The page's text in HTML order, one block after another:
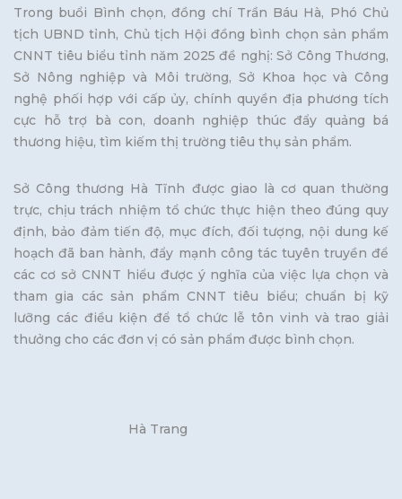
Trong buổi Bình chọn, đồng chí Trần Báu Hà, Phó Chủ
tịch UBND tỉnh, Chủ tịch Hội đồng bình chọn sản phẩm
CNNT tiêu biểu tỉnh năm 2025 đề nghị: Sở Công Thương,
Sở Nông nghiệp và Môi trường, Sở Khoa học và Công
nghệ phối hợp với cấp ủy, chính quyền địa phương tích
cực hỗ trợ bà con, doanh nghiệp thúc đẩy quảng bá
thương hiệu, tìm kiếm thị trường tiêu thụ sản phẩm.
Sở Công thương Hà Tĩnh được giao là cơ quan thường
trực, chịu trách nhiệm tổ chức thực hiện theo đúng quy
định, bảo đảm tiến độ, mục đích, đối tượng, nội dung kế
hoạch đã ban hành, đẩy mạnh công tác tuyên truyền để
các cơ sở CNNT hiểu được ý nghĩa của việc lựa chọn và
tham gia các sản phẩm CNNT tiêu biểu; chuẩn bị kỹ
lưỡng các điều kiện để tổ chức lễ tôn vinh và trao giải
thưởng cho các đơn vị có sản phẩm được bình chọn.
Hà Trang